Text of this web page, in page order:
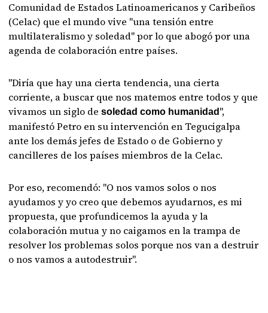
Comunidad de Estados Latinoamericanos y Caribeños
(Celac) que el mundo vive "una tensión entre
multilateralismo y soledad" por lo que abogó por una
agenda de colaboración entre países.
"Diría que hay una cierta tendencia, una cierta
corriente, a buscar que nos matemos entre todos y que
vivamos un siglo desoledad como humanidad ",
manifestó Petro en su intervención en Tegucigalpa
ante los demás jefes de Estado o de Gobierno y
cancilleres de los países miembros de la Celac.
Por eso, recomendó: "O nos vamos solos o nos
ayudamos y yo creo que debemos ayudarnos, es mi
propuesta, que profundicemos la ayuda y la
colaboración mutua y no caigamos en la trampa de
resolver los problemas solos porque nos van a destruir
o nos vamos a autodestruir".